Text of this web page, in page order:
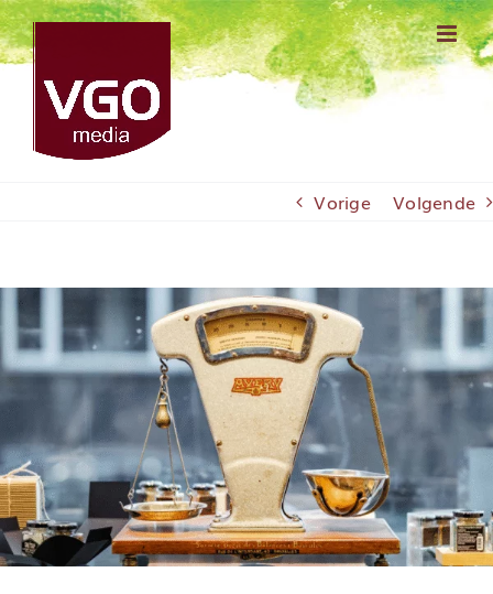
Ga
naar
inhoud
Vorige Volgende